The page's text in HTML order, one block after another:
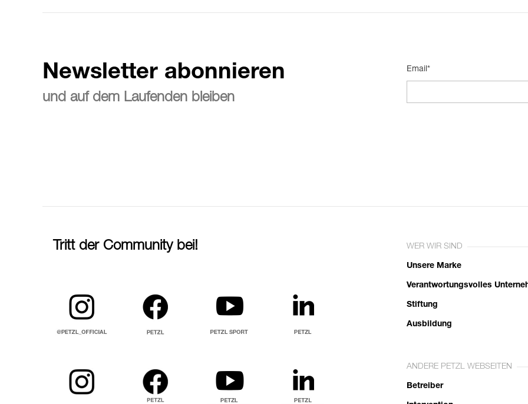
Newsletter abonnieren
und auf dem Laufenden bleiben
Email*
Tritt der Community bei! WER WIR SIND
Unsere Marke
Verantwortungsvolles
Stiftung
Ausbildung
ANDERE PETZL WEBSEITEN
Betreiber